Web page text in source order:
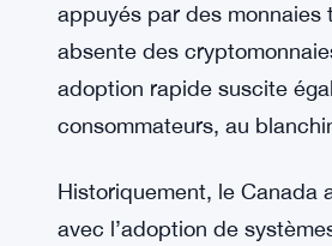
appuyés par des monnaies
absente des
adoption rapide suscite
consommateurs, au
Historiquement, le Canada
avec l’adoption de